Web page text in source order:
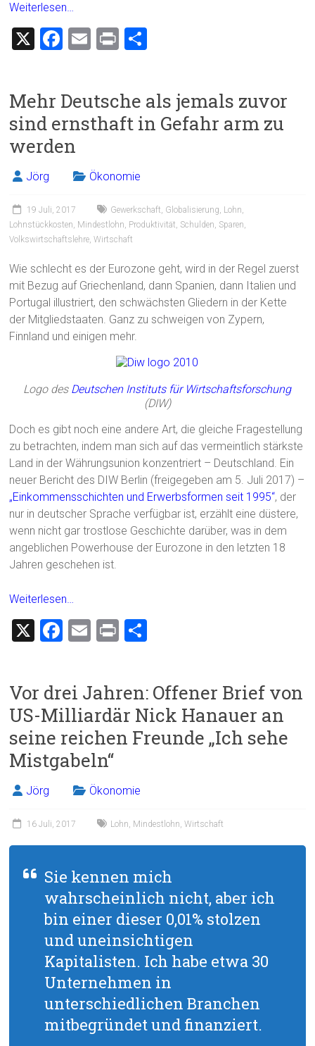
Weiterlesen…
X
F
b
o
ok
E
l
Pr
n
Mehr Deutsche als jemals zuvor
sind ernsthaft in Gefahr arm zu
werden
Jörg Ökonomie
19 Juli, 2017 Gewerkschaft, Globalisierung, Lohn,
Lohnstückkosten, Mindestlohn, Produktivität, Schulden, Sparen,
Volkswirtschaftslehre,Wirtschaft
Wie schlecht es der Eurozone geht, wird in der Regel zuerst
mit Bezug auf Griechenland, dann Spanien, dann Italien und
Portugal illustriert, den schwächsten Gliedern in der Kette
der Mitgliedstaaten. Ganz zu schweigen von Zypern,
Finnland und einigen mehr.
Logo des Deutschen Instituts für Wirtschaftsforschung
(DIW)
Doch es gibt noch eine andere Art, die gleiche Fragestellung
zu betrachten, indem man sich auf das vermeintlich stärkste
Land in der Währungsunion konzentriert – Deutschland. Ein
neuer Bericht des DIW Berlin (freigegeben am 5. Juli 2017) –
„Einkommensschichten und Erwerbsformen seit 1995“, der
nur in deutscher Sprache verfügbar ist, erzählt eine düstere,
wenn nicht gar trostlose Geschichte darüber, was in dem
angeblichen Powerhouse der Eurozone in den letzten 18
Jahren geschehen ist.
Weiterlesen…
X
F
b
o
ok
E
l
Pr
n
Vor drei Jahren: Offener Brief von
US-Milliardär Nick Hanauer an
seine reichen Freunde „Ich sehe
Mistgabeln“
Jörg Ökonomie
16 Juli, 2017 Lohn, Mindestlohn,Wirtschaft
Sie kennen mich
wahrscheinlich nicht, aber ich
bin einer dieser 0,01% stolzen
und uneinsichtigen
Kapitalisten. Ich habe etwa 30
Unternehmen in
unterschiedlichen Branchen
mitbegründet und finanziert.